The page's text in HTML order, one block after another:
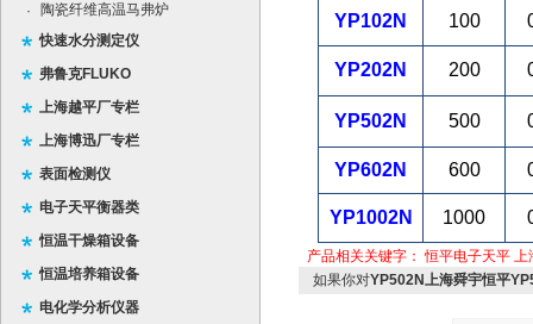
·
陶瓷纤维高温马弗炉
快速水分测定仪
弗鲁克FLUKO
上海越平厂专栏
上海博迅厂专栏
表面检测仪
电子天平衡器类
恒温干燥箱设备
恒温培养箱设备
电化学分析仪器
YP102N
100
YP202N 200
YP502N 500
YP602N 600
YP1002N 1000
产品相关关键字：恒平电子天平 上
如果你对YP502N上海舜宇恒平